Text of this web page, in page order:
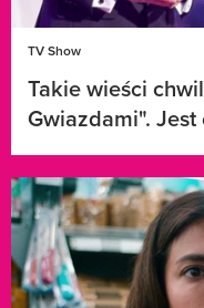
TV Show
Takie wieści
Gwiazdami".